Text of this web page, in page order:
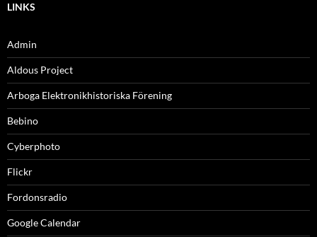
LINKS
Admin
Aldous Project
Arboga Elektronikhistoriska Förening
Bebino
Cyberphoto
Flickr
Fordonsradio
Google Calendar